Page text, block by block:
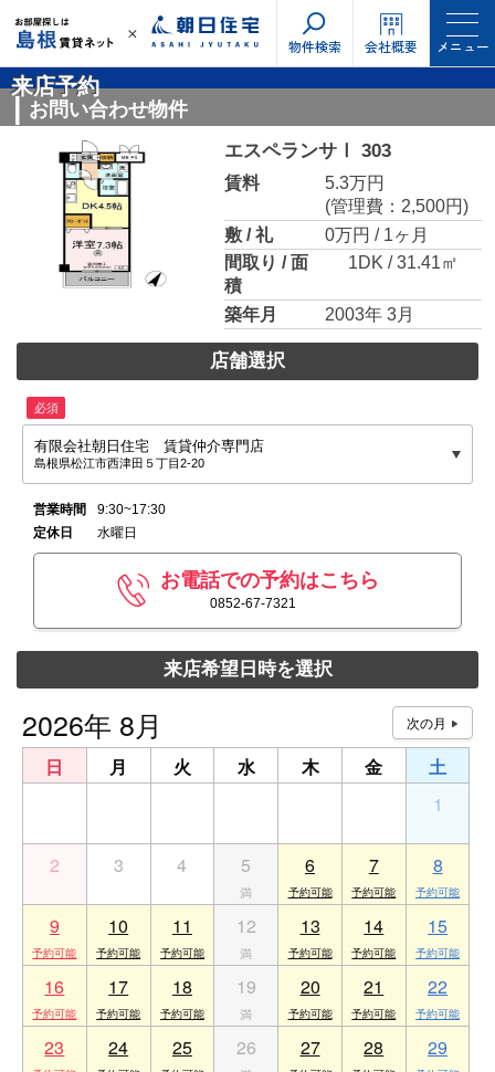
物件検索 会社概要 メニュー
来店予約
お問い合わせ物件
エスペランサⅠ 303
賃料
5.3万円
(管理費：2,500円)
敷 / 礼
0万円 / 1ヶ月
間取り / 面
積
1DK / 31.41㎡
築年月 2003年 3月
店舗選択
必須
有限会社朝日住宅 賃貸仲介専門店
島根県松江市西津田５丁目2-20
営業時間
9:30~17:30
定休日
水曜日
お電話での予約はこちら
0852-67-7321
来店希望日時を選択
2026年 8月
日 月 火 水 木 金
土
1
2 3 4 5 6 7 8
9 10 11 12 13 14 15
16 17 18 19 20 21 22
23 24 25 26 27 28 29